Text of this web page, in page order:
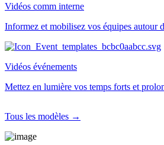
Vidéos comm interne
Informez et mobilisez vos équipes autour
Vidéos événements
Mettez en lumière vos temps forts et
Tous les modèles →